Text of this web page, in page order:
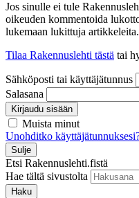
Jos sinulle ei tule
oikeuden kommentoida
lukemaan lukittuja artikkeleita.
Tilaa Rakennuslehti tästä tai
Sähköposti tai käyttäjätunnus
Salasana
Kirjaudu sisään
Muista minut
Unohditko
Sulje
Etsi Rakennuslehti.fistä
Hae tältä sivustolta
Haku